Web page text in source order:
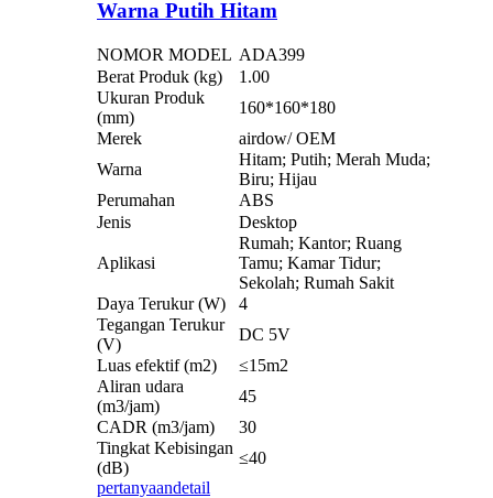
Warna Putih Hitam
NOMOR MODEL ADA399
Berat Produk (kg)
1.00
Ukuran Produk
(mm)
160*160*180
Merek
airdow/ OEM
Warna
Hitam; Putih; Merah Muda;
Biru; Hijau
Perumahan
ABS
Jenis
Desktop
Aplikasi
Rumah; Kantor; Ruang
Tamu; Kamar Tidur;
Sekolah; Rumah Sakit
Daya Terukur (W)
4
Tegangan Terukur
(V)
DC 5V
Luas efektif (m2)
≤15m2
Aliran udara
(m3/jam)
45
CADR (m3/jam)
30
Tingkat Kebisingan
(dB)
≤40
pertanyaandetail